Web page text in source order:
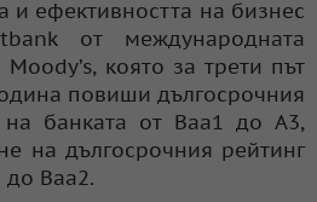
и ефективността на бизнес
от международната
която за трети път
повиши дългосрочния
на банката от Baa1 до A3,
на дългосрочния рейтинг
до Baa2.